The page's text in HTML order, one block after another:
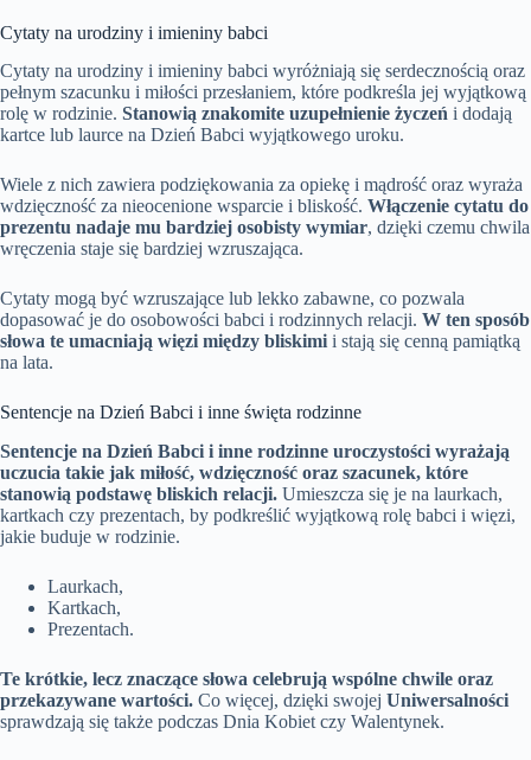
Cytaty na urodziny i imieniny babci
Cytaty na urodziny i imieniny babci wyróżniają się serdecznością oraz
pełnym szacunku i miłości przesłaniem, które podkreśla jej wyjątkową
rolę w rodzinie. Stanowią znakomite uzupełnienie życzeń i dodają
kartce lub laurce na Dzień Babci wyjątkowego uroku.
Wiele z nich zawiera podziękowania za opiekę i mądrość oraz wyraża
wdzięczność za nieocenione wsparcie i bliskość. Włączenie cytatu do
prezentu nadaje mu bardziej osobisty wymiar, dzięki czemu chwila
wręczenia staje się bardziej wzruszająca.
Cytaty mogą być wzruszające lub lekko zabawne, co pozwala
dopasować je do osobowości babci i rodzinnych relacji. W ten sposób
słowa te umacniają więzi między bliskimi i stają się cenną pamiątką
na lata.
Sentencje na Dzień Babci i inne święta rodzinne
Sentencje na Dzień Babci i inne rodzinne uroczystości wyrażają
uczucia takie jak miłość, wdzięczność oraz szacunek, które
stanowią podstawę bliskich relacji. Umieszcza się je na laurkach,
kartkach czy prezentach, by podkreślić wyjątkową rolę babci i więzi,
jakie buduje w rodzinie.
Laurkach,
Kartkach,
Prezentach.
Te krótkie, lecz znaczące słowa celebrują wspólne chwile oraz
przekazywane wartości. Co więcej, dzięki swojej Uniwersalności
sprawdzają się także podczas Dnia Kobiet czy Walentynek.